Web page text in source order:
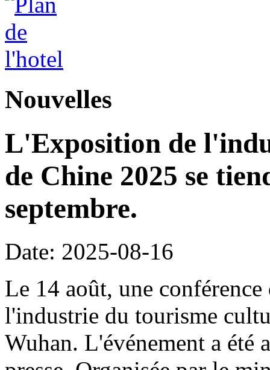
Nouvelles
L'Exposition de
de Chine 2025 se
septembre.
Date: 2025-08-16
Le 14 août, une
l'industrie du tourisme
Wuhan. L'événement a été